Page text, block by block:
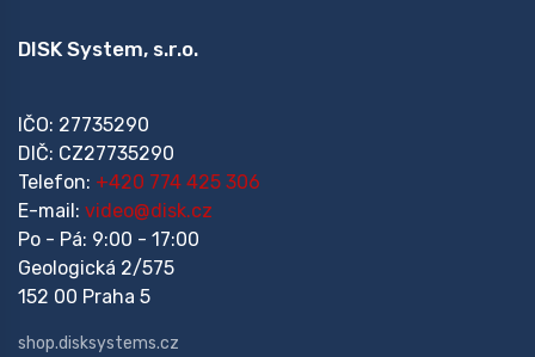
DISK System, s.r.o.
IČO: 27735290
DIČ: CZ27735290
Telefon: +420 774 425 306
E-mail: video@disk.cz
Po - Pá: 9:00 - 17:00
Geologická 2/575
152 00 Praha 5
shop.disksystems.cz